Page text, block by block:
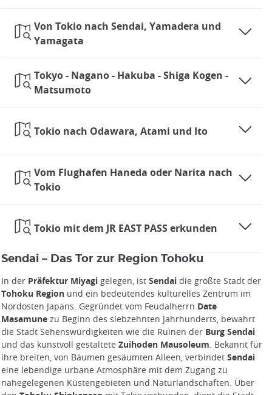
Von Tokio nach Sendai, Yamadera und
Yamagata
Tokyo - Nagano - Hakuba - Shiga Kogen -
Matsumoto
Tokio nach Odawara, Atami und Ito
Vom Flughafen Haneda oder Narita nach
Tokio
Tokio mit dem JR EAST PASS erkunden
Sendai – Das Tor zur Region Tohoku
In der Präfektur Miyagi gelegen, ist Sendai die größte Stadt der
Tohoku Region und ein bedeutendes kulturelles Zentrum im
Nordosten Japans. Gegründet vom Feudalherrn Date
Masamune zu Beginn des siebzehnten Jahrhunderts, bewahrt
die Stadt Sehenswürdigkeiten wie die Ruinen der Burg Sendai
und das kunstvoll gestaltete Zuihoden Mausoleum. Bekannt für
ihre breiten, von Bäumen gesäumten Alleen, verbindet Sendai
eine lebendige urbane Atmosphäre mit dem Zugang zu
nahegelegenen Küstengebieten und Naturlandschaften. Über